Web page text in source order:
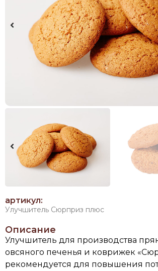
артикул:
Улучшитель Сюрприз плюс
Описание
Улучшитель для производства
овсяного печенья и коврижек
рекомендуется для повышения